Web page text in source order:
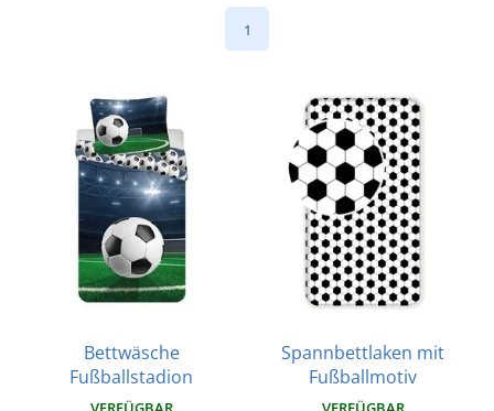
1
Bettwäsche
Fußballstadion
Spannbettlaken mit
Fußballmotiv